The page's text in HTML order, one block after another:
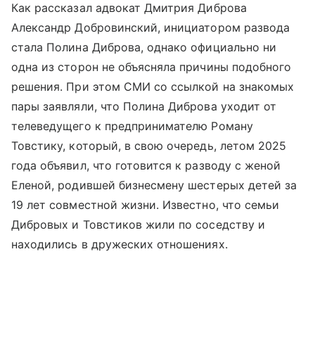
Как рассказал адвокат Дмитрия Диброва
Александр Добровинский, инициатором развода
стала Полина Диброва, однако официально ни
одна из сторон не объясняла причины подобного
решения. При этом СМИ со ссылкой на знакомых
пары заявляли, что Полина Диброва уходит от
телеведущего к предпринимателю Роману
Товстику, который, в свою очередь, летом 2025
года объявил, что готовится к разводу с женой
Еленой, родившей бизнесмену шестерых детей за
19 лет совместной жизни. Известно, что семьи
Дибровых и Товстиков жили по соседству и
находились в дружеских отношениях.